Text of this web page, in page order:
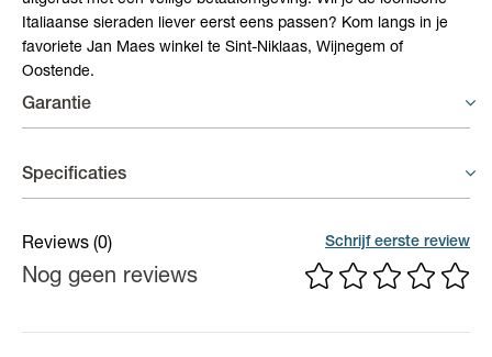
Italiaanse sieraden liever eerst eens passen? Kom langs in je
favoriete Jan Maes winkel te Sint-Niklaas, Wijnegem of
Oostende.
Garantie
Specificaties
Materiaal
Kleur Geelgoudkleurig
Reviews (0) Schrijf eerste review
Nog geen reviews